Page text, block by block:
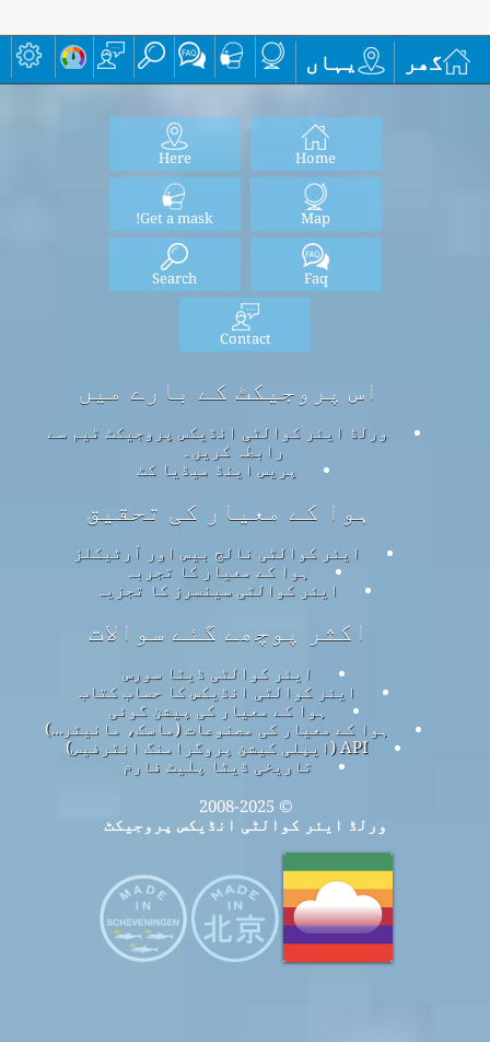
گھر یہاں
Home
Here
Map
Get a mask!
Faq
Search
Contact
اس پروجیکٹ کے بارے میں
ورلڈ ایئر کوالٹی انڈیکس پروجیکٹ ٹیم سے
رابطہ کریں۔
پریس اینڈ میڈیا کٹ
ہوا کے معیار کی تحقیق
ایئر کوالٹی نالج بیس اور آرٹیکلز
ہوا کے معیار کا تجربہ
ایئر کوالٹی سینسرز کا تجزیہ
اکثر پوچھے گئے سوالات
ایئر کوالٹی ڈیٹا سورس
ایئر کوالٹی انڈیکس کا حساب کتاب
ہوا کے معیار کی پیشن گوئی
ہوا کے معیار کی مصنوعات (ماسک، مانیٹر…)
API (ایپلی کیشن پروگرامنگ انٹرفیس)
تاریخی ڈیٹا پلیٹ فارم
© 2008-2025
ورلڈ ایئر کوالٹی انڈیکس پروجیکٹ